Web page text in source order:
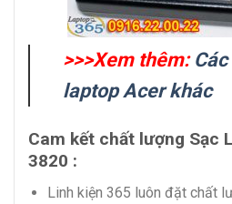
>>>Xem thêm:
laptop Acer khác
Cam kết chất lượng Sạc
3820 :
Linh kiện 365 luôn đặt chất